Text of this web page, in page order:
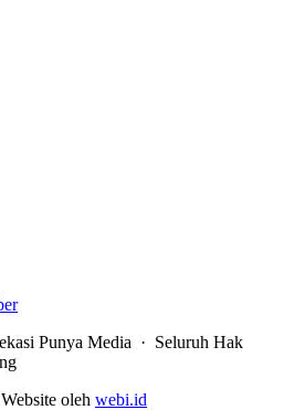
Punya Media · Seluruh Hak
oleh webi.id